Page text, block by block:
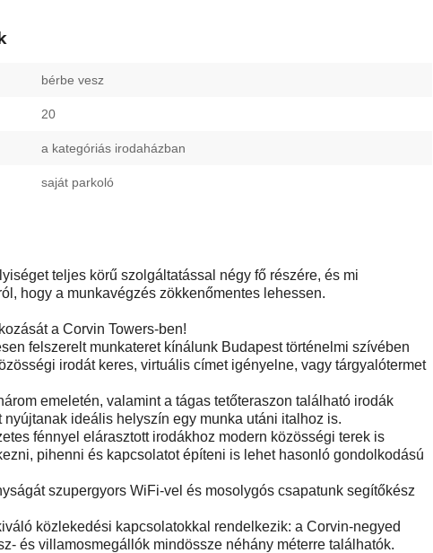
bérbe vesz
20
a kategóriás irodaházban
saját parkoló
teljes körű szolgáltatással négy fő részére, és mi
hogy a munkavégzés zökkenőmentes lehessen.
a Corvin Towers-ben!
felszerelt munkateret kínálunk Budapest történelmi szívében
irodát keres, virtuális címet igényelne, vagy tárgyalótermet
emeletén, valamint a tágas tetőteraszon található irodák
nyújtanak ideális helyszín egy munka utáni italhoz is.
fénnyel elárasztott irodákhoz modern közösségi terek is
pihenni és kapcsolatot építeni is lehet hasonló gondolkodású
szupergyors WiFi-vel és mosolygós csapatunk segítőkész
közlekedési kapcsolatokkal rendelkezik: a Corvin-negyed
és villamosmegállók mindössze néhány méterre találhatók.